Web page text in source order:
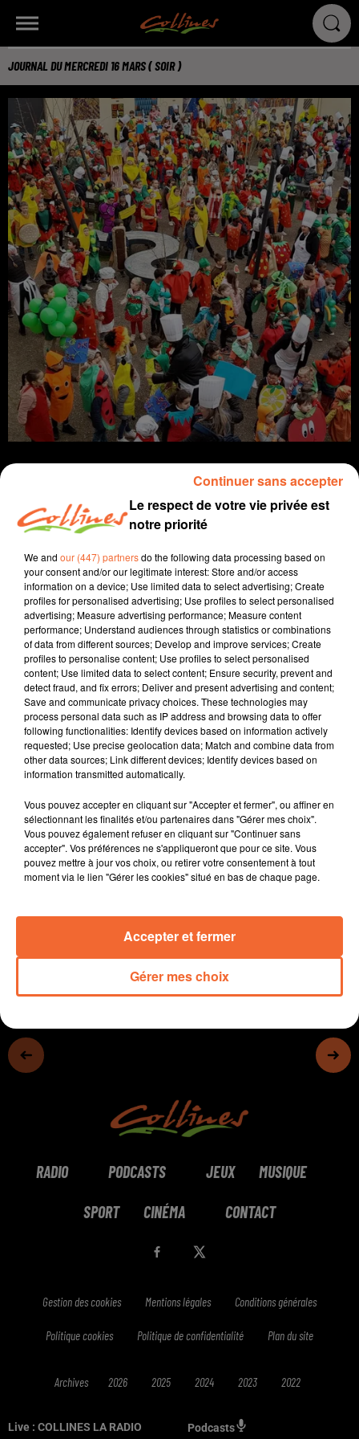
Live : COLLINES LA RADIO Podcasts
JOURNAL DU MERCREDI 16 MARS ( SOIR )
Infos
16 mars 2022 - 12 min 33 sec
JOURNAL DU MERCREDI 16 MARS ( SOIR )
Patrice Bémanangy
L'info près de chez vous.
Les chauffeurs routiers indépendants envisagent le
blocage des poids lourds dès lundi prochain pour
protester contre la hausse des carburants.
" Quel toit pour demain ? " thème d'un forum le 04 Avril
organisé par la commission " Bien Vieillir " du CSC du
Pays Mauléonais.
Bressuire après la projection du film " Goliath ".
Un avant goût de carnaval ce matin dans les rues du
centre ville de Bressuire avec les enfants de l'école
Saint-Cyprien ( photo )
Le véritable carnaval de Bressuire aura lieu ce samedi.
RADIO PODCASTS JEUX MUSIQUE
SPORT CINÉMA CONTACT
Gestion des cookies Mentions légales Conditions générales
Politique cookies Politique de confidentialité Plan du site
Archives 2026 2025 2024 2023 2022
Le respect de votre vie privée est
notre priorité
We and our (447) partnersdo the following data processing based on
your consent and/or our legitimate interest: Store and/or access
information on a device; Use limited data to select advertising; Create
profiles for personalised advertising; Use profiles to select personalised
advertising; Measure advertising performance; Measure content
performance; Understand audiences through statistics or combinations
of data from different sources; Develop and improve services; Create
profiles to personalise content; Use profiles to select personalised
content; Use limited data to select content; Ensure security, prevent and
detect fraud, and fix errors; Deliver and present advertising and content;
Save and communicate privacy choices. These technologies may
process personal data such as IP address and browsing data to offer
following functionalities: Identify devices based on information actively
requested; Use precise geolocation data; Match and combine data from
other data sources; Link different devices; Identify devices based on
information transmitted automatically.
Vous pouvez accepter en cliquant sur "Accepter et fermer", ou affiner en
sélectionnant les finalités et/ou partenaires dans "Gérer mes choix".
Vous pouvez également refuser en cliquant sur "Continuer sans
accepter". Vos préférences ne s'appliqueront que pour ce site. Vous
pouvez mettre à jour vos choix, ou retirer votre consentement à tout
moment via le lien "Gérer les cookies" situé en bas de chaque page.
Gérer mes choix
Accepter et fermer
Continuer sans accepter